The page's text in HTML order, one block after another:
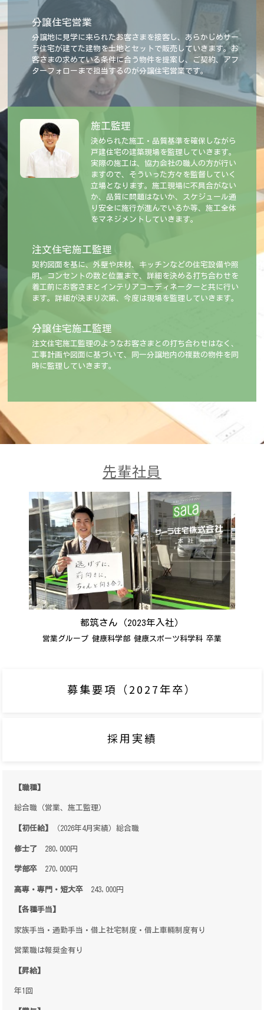
分譲住宅営業
分譲地に見学に来られたお客さまを接客し、あらかじめサー
ラ住宅が建てた建物を土地とセットで販売していきます。お
客さまの求めている条件に合う物件を提案し、ご契約、アフ
ターフォローまで担当するのが分譲住宅営業です。
施工監理
決められた施工・品質基準を確保しながら
戸建住宅の建築現場を監理していきます。
実際の施工は、協力会社の職人の方が行い
ますので、そういった方々を監督していく
立場となります。施工現場に不具合がない
か、品質に問題はないか、スケジュール通
り安全に施行が進んでいるか等、施工全体
をマネジメントしていきます。
注文住宅施工監理
契約図面を基に、外壁や床材、キッチンなどの住宅設備や照
明、コンセントの数と位置まで、詳細を決める打ち合わせを
着工前にお客さまとインテリアコーディネーターと共に行い
ます。詳細が決まり次第、今度は現場を監理していきます。
分譲住宅施工監理
注文住宅施工監理のようなお客さまとの打ち合わせはなく、
工事計画や図面に基づいて、同一分譲地内の複数の物件を同
時に監理していきます。
先輩社員
都筑さん（2023年入社）
営業グループ 健康科学部 健康スポーツ科学科 卒業
募集要項（2027年卒）
採用実績
【職種】
総合職（営業、施工監理）
【初任給】 （2026年4月実績）総合職
修士了280,000円
学部卒270,000円
高専・専門・短大卒243,000円
【各種手当】
家族手当・通勤手当・借上社宅制度・借上車輛制度有り
営業職は報奨金有り
【昇給】
年1回